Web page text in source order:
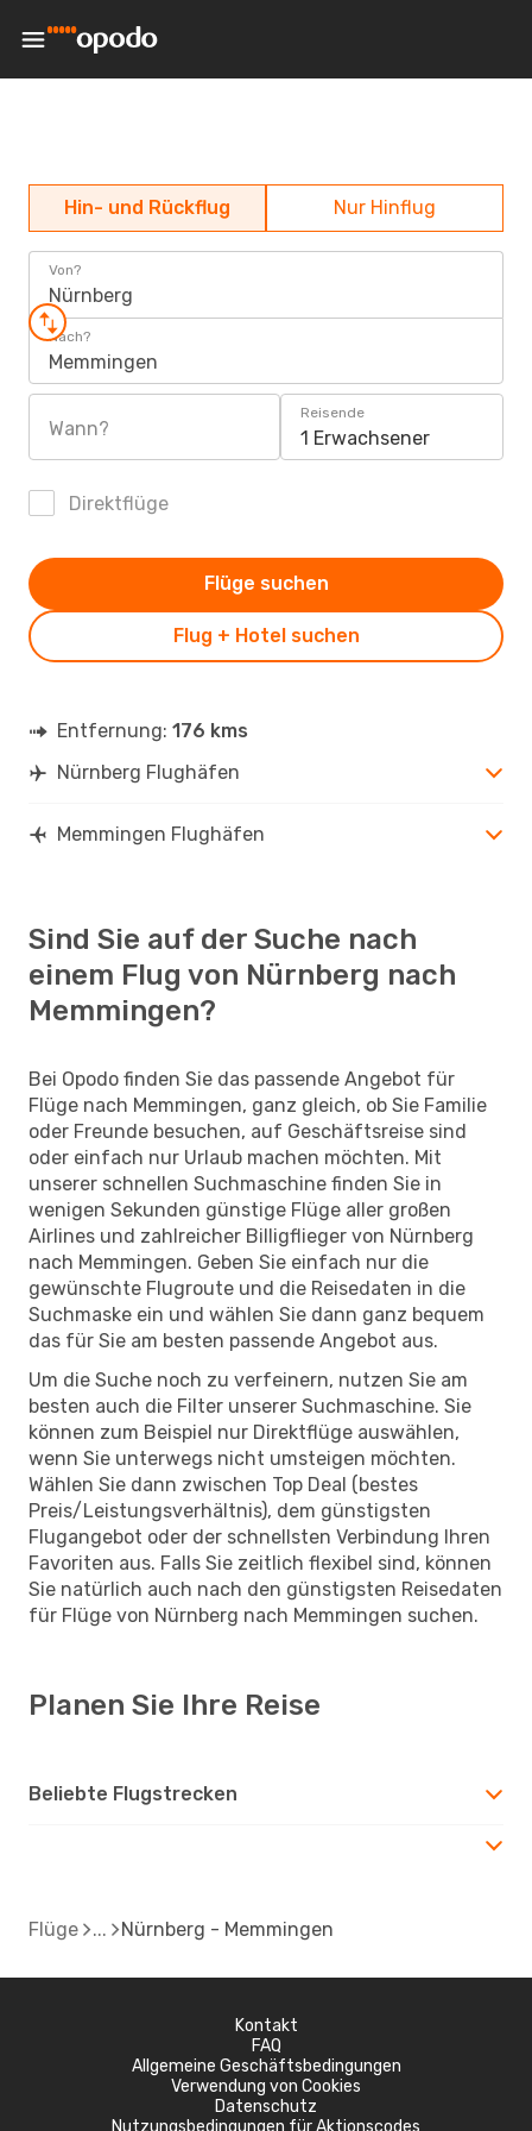
Hin- und Rückflug Nur Hinflug
Von?
Nürnberg
Nach?
Memmingen
Wann?
Reisende
1 Erwachsener
Direktflüge
Flug + Hotel suchen
Flüge suchen
Entfernung: 176 kms
Nürnberg Flughäfen
Memmingen Flughäfen
Sind Sie auf der Suche nach
einem Flug von Nürnberg nach
Memmingen?
Bei Opodo finden Sie das passende Angebot für
Flüge nach Memmingen, ganz gleich, ob Sie Familie
oder Freunde besuchen, auf Geschäftsreise sind
oder einfach nur Urlaub machen möchten. Mit
unserer schnellen Suchmaschine finden Sie in
wenigen Sekunden günstige Flüge aller großen
Airlines und zahlreicher Billigflieger von Nürnberg
nach Memmingen. Geben Sie einfach nur die
gewünschte Flugroute und die Reisedaten in die
Suchmaske ein und wählen Sie dann ganz bequem
das für Sie am besten passende Angebot aus.
Um die Suche noch zu verfeinern, nutzen Sie am
besten auch die Filter unserer Suchmaschine. Sie
können zum Beispiel nur Direktflüge auswählen,
wenn Sie unterwegs nicht umsteigen möchten.
Wählen Sie dann zwischen Top Deal (bestes
Preis/Leistungsverhältnis), dem günstigsten
Flugangebot oder der schnellsten Verbindung Ihren
Favoriten aus. Falls Sie zeitlich flexibel sind, können
Sie natürlich auch nach den günstigsten Reisedaten
für Flüge von Nürnberg nach Memmingen suchen.
Planen Sie Ihre Reise
Beliebte Flugstrecken
Flüge Nürnberg - Memmingen
Kontakt
FAQ
Allgemeine Geschäftsbedingungen
Verwendung von Cookies
Datenschutz
Nutzungsbedingungen für Aktionscodes